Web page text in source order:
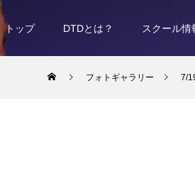
トップ DTDとは？ スクール情
フォトギャラリー 7/